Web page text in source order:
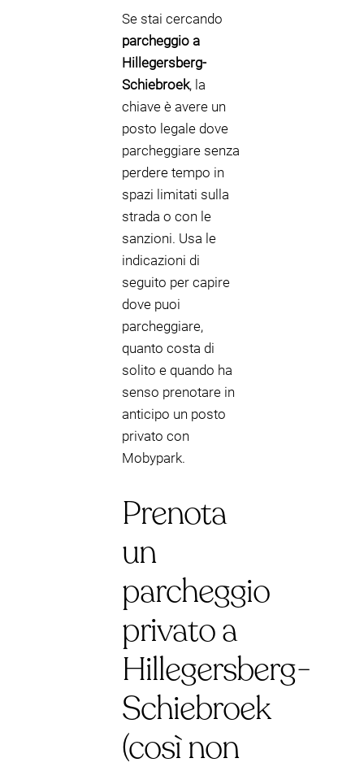
Se stai cercando
parcheggio a
Hillegersberg-
Schiebroek, la
chiave è avere un
posto legale dove
parcheggiare senza
perdere tempo in
spazi limitati sulla
strada o con le
sanzioni. Usa le
indicazioni di
seguito per capire
dove puoi
parcheggiare,
quanto costa di
solito e quando ha
senso prenotare in
anticipo un posto
privato con
Mobypark.
Prenota
un
parcheggio
privato a
Hillegersberg-
Schiebroek
(così non